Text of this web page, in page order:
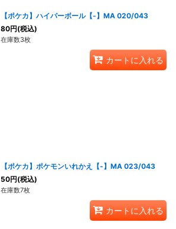
【ポケカ】ハイパーボール【-】MA 020/043
80円(税込)
在庫数3枚
カートに入れる
【ポケカ】ポケモンいれかえ【-】MA 023/043
50円(税込)
在庫数7枚
カートに入れる